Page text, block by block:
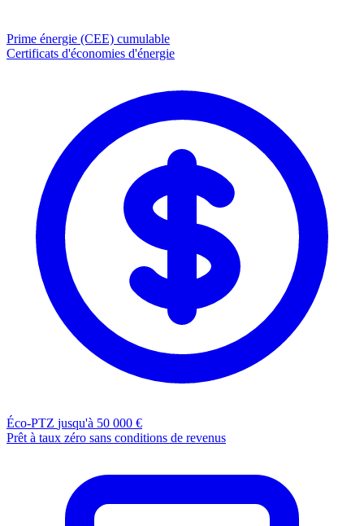
Prime énergie (CEE) cumulable
Certificats d'économies d'énergie
Éco-PTZ jusqu'à 50 000 €
Prêt à taux zéro sans conditions de revenus